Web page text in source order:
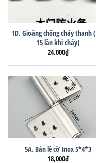
1D. Gioăng chống cháy thanh
15 lần khi cháy)
24,000₫
5A. Bản lề cờ Inox 5*4*3
18,000₫